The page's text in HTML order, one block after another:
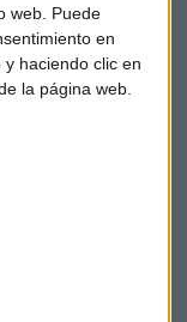
web. Puede
en
haciendo clic en
la página web.
con buenos ojos.
como el Brexit,
. "Hay que tener